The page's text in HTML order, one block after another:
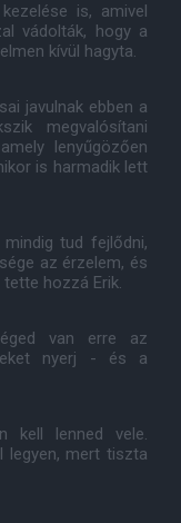
is, amivel
vádolták, hogy a
kívül hagyta.
javulnak ebben a
megvalósítani
lenyűgözően
is harmadik lett
tud fejlődni,
az érzelem, és
hozzá Erik.
van erre az
nyerj - és a
kell lenned vele.
legyen, mert tiszta